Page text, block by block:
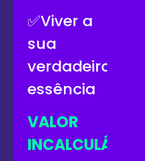
✅Viver a
sua
verdadeira
essência
VALOR
INCALCULÁVEL